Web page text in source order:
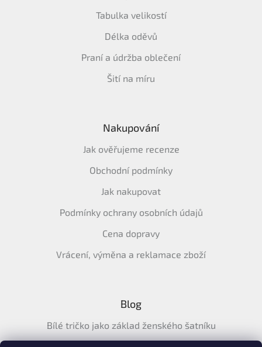
Tabulka velikostí
Délka oděvů
Praní a údržba oblečení
Šití na míru
Nakupování
Jak ověřujeme recenze
Obchodní podmínky
Jak nakupovat
Podmínky ochrany osobních údajů
Cena dopravy
Vrácení, výměna a reklamace zboží
Blog
Bílé tričko jako základ ženského šatníku